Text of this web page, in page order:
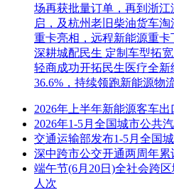
场再获批量订单，再到浙
启，及杭州老旧柴油货车
重卡亮相，远程新能源重
深耕城配民生 定制车型拓
轻商成功开拓民生医疗全
36.6%，持续领跑新能源物
2026年上半年新能源客车出
2026年1-5月全国城市公共
交通运输部发布1-5月全国
深中跨市公交开通两周年累
端午节(6月20日)全社会跨
人次